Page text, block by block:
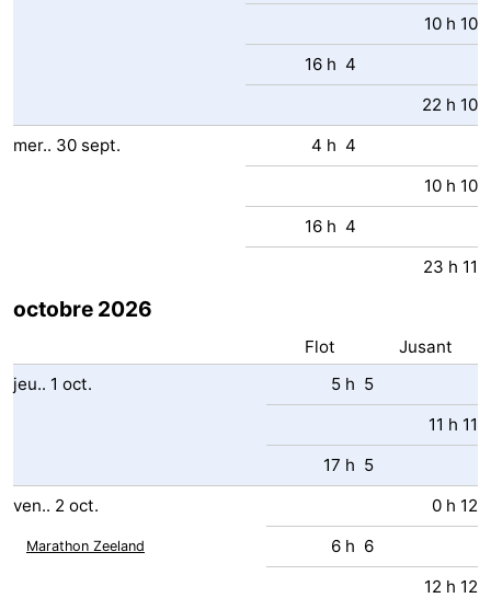
10 h 10
16 h 4
22 h 10
mer.. 30 sept.
4 h 4
10 h 10
16 h 4
23 h 11
octobre 2026
Flot
Jusant
jeu.. 1 oct.
5 h 5
11 h 11
17 h 5
ven.. 2 oct. 0 h 12
Marathon Zeeland
6 h 6
12 h 12